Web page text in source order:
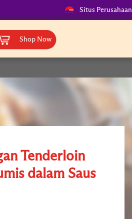
Situs Perusahaan
Shop Now
Tenderloin
dalam Saus